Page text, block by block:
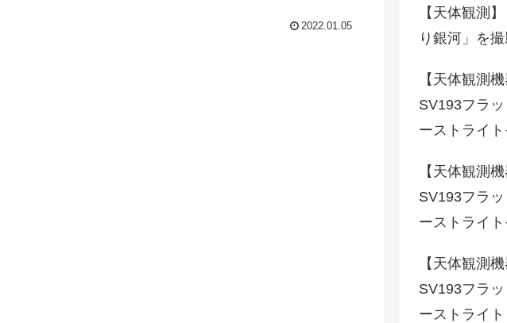
2022.01.05
【天体観測
り銀河」を
【天体観測
SV193フラ
ーストライト
【天体観測
SV193フラ
ーストライト
【天体観測
SV193フラ
ーストライト